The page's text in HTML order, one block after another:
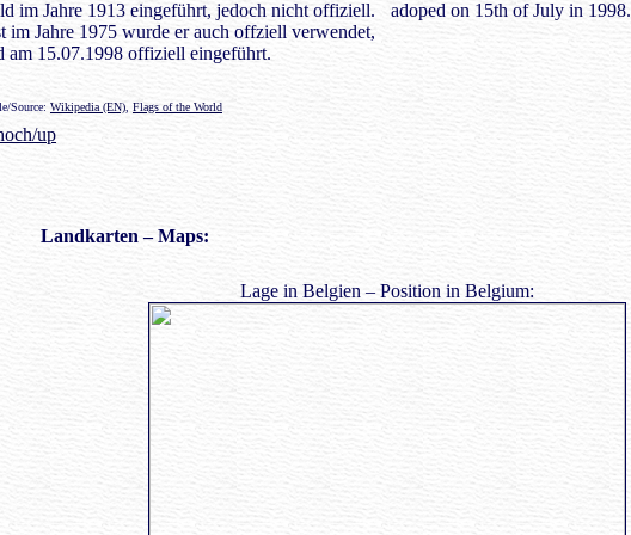
im Jahre 1913 eingeführt, jedoch nicht offiziell.
im Jahre 1975 wurde er auch offziell verwendet,
am 15.07.1998 offiziell eingeführt.
adoped on 15th of July in 1998.
Source: Wikipedia (EN) Flags of the World
Landkarten – Maps:
Lage in Belgien – Position in Belgium: